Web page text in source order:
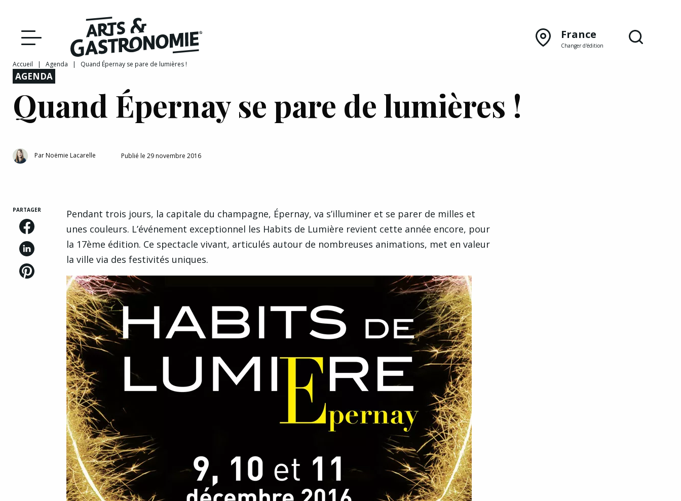
France
Changer d'édition
Recettes
Reportages
Actualités
Bourgogne
Franche‑Comté
ÉDITION PAPIER
Accueil | Agenda | Quand Épernay se pare de lumières !
AGENDA
Quand Épernay se pare de lumières !
ParNoëmie Lacarelle Publié le 29 novembre 2016
PARTAGER
Pendant trois jours, la capitale du champagne, Épernay, va s’illuminer et se parer de milles et
unes couleurs. L’événement exceptionnel les Habits de Lumière revient cette année encore, pour
la 17ème édition. Ce spectacle vivant, articulés autour de nombreuses animations, met en valeur
la ville via des festivités uniques.